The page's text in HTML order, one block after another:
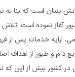
آغاز نموده است.
ارایه خدمات پس
دام و طیور از
کشور بیش از این که